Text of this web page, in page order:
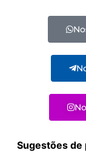
Sugestões de